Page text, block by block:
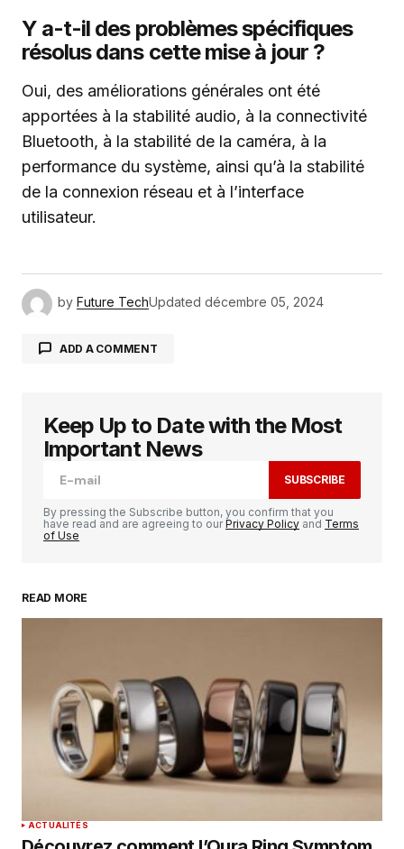
Y a-t-il des problèmes spécifiques
résolus dans cette mise à jour ?
Oui, des améliorations générales ont été
apportées à la stabilité audio, à la connectivité
Bluetooth, à la stabilité de la caméra, à la
performance du système, ainsi qu’à la stabilité
de la connexion réseau et à l’interface
utilisateur.
by Future TechUpdated décembre 05, 2024
ADD A COMMENT
Votre adresse e-mail ne sera pas publiée. Les
champs obligatoires sont indiqués avec
Your Name
Enregistrer mon nom, mon e-mail et mon
site dans le navigateur pour mon prochain
commentaire.
SUBMIT COMMENT
Keep Up to Date with the Most
Important News
SUBSCRIBE
By pressing the Subscribe button, you confirm that you
have read and are agreeing to ourPrivacy Policy and Terms
of Use
READ MORE
ACTUALITÉS